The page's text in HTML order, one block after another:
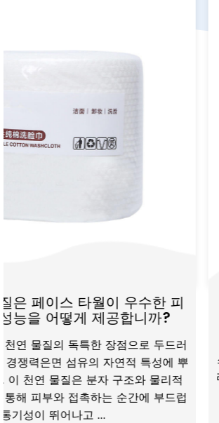
한 피
?
두드러
성에 뿌
리적
부드럽
Spunlace Non-
Zhejiang Daile
Material Co.,
스펀 레이스 비 천장 직물
라고도하는 것은 탁월한 부
되는 부직포 산업의 초석입
물 제트를 사용하여 섬유를